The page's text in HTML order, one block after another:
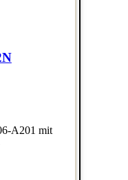
A201 mit